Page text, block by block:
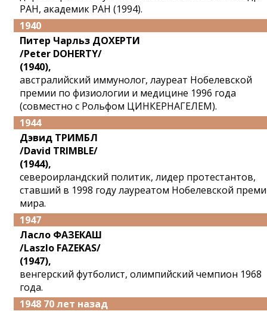
РАН, академик РАН (1994).
1940
Питер Чарльз ДОХЕРТИ
/Peter DOHERTY/
(1940),
австралийский иммунолог, лауреат Нобелевской
премии по физиологии и медицине 1996 года
(совместно с Рольфом ЦИНКЕРНАГЕЛЕМ).
1944
Дэвид ТРИМБЛ
/David TRIMBLE/
(1944),
североирландский политик, лидер протестантов,
ставший в 1998 году лауреатом Нобелевской
мира.
1947
Ласло ФАЗЕКАШ
/Laszlo FAZEKAS/
(1947),
венгерский футболист, олимпийский чемпион 1968
года.
1948 70 лет назад